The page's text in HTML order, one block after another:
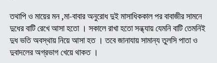
তথাপি ও মায়ের মন ,মা-বাবার অনুরোধ দুই মাসাধিককাল পর বাবাজীর সামনে
দুধের বাটি রেখে আসা হতো । সকালে রাখা হতো সন্ধ্যায় যেমনি বাটি তেমনিই
দুধ ভতি অবস্থায় নিয়ে আসা হত । তবে জানাযায় সামান্য তুলসি পাতা ও
দুবাদলের অগ্রভাগ খেয়ে থাকত ।